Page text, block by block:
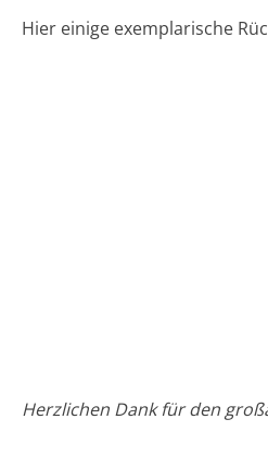
Hier einige exemplarische
Herzlichen Dank für den